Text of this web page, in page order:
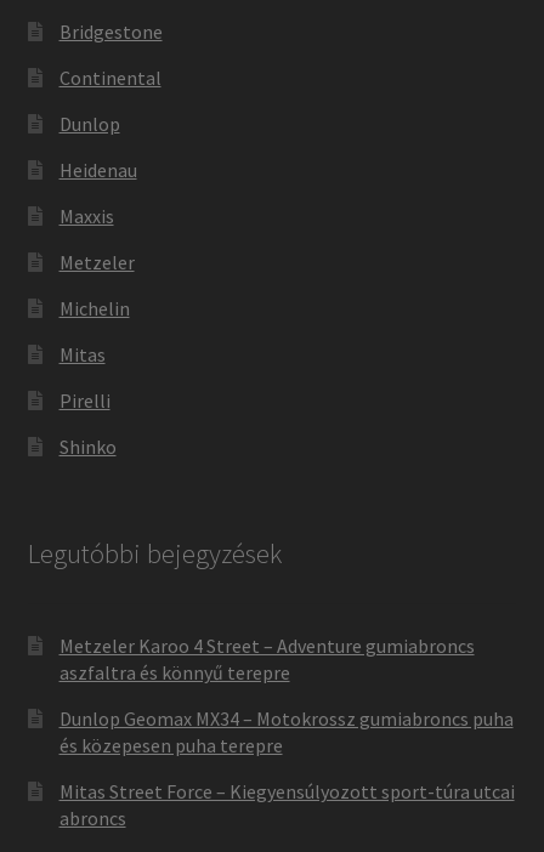
Bridgestone
Continental
Dunlop
Heidenau
Maxxis
Metzeler
Michelin
Mitas
Pirelli
Shinko
Legutóbbi bejegyzések
Metzeler Karoo 4 Street – Adventure gumiabroncs
aszfaltra és könnyű terepre
Dunlop Geomax MX34 – Motokrossz gumiabroncs puha
és közepesen puha terepre
Mitas Street Force – Kiegyensúlyozott sport-túra utcai
abroncs